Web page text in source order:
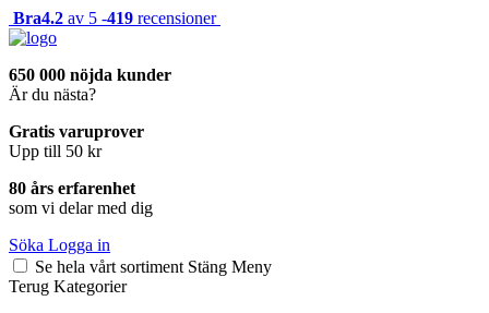
Bra4.2 av 5 -419 recensioner
650 000 nöjda kunder
Är du nästa?
Gratis varuprover
Upp till 50 kr
80 års erfarenhet
som vi delar med dig
Söka Logga in
Se hela vårt sortiment Stäng Meny
Terug Kategorier